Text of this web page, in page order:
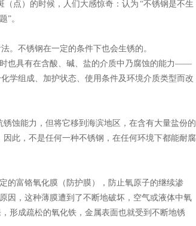
点）的时候，人们大感惊奇：认为 “不锈钢是不生
”。
。不锈钢在一定的条件下也会生锈的。
也具有在含酸、碱、盐的介质中乃腐蚀的能力——
学组成、加护状态、使用条件及环境介质类型而改
蚀能力，但将它移到海滨地区，在含有大量盐份的
此，不是任何一种不锈钢，在任何环境下都能耐腐
的富铬氧化膜（防护膜），防止氧原子的继续渗
因，这种薄膜遭到了不断地破坏，空气或液体中氧
形成疏松的氧化铁，金属表面也就受到不断地锈